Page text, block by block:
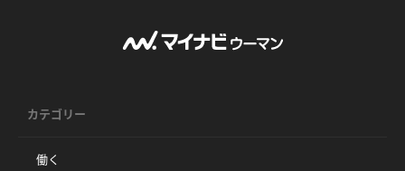
カテゴリー
働く